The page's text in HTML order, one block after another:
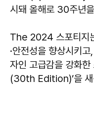
시돼 올해로 30주년
The 2024 스포티지
·안전성을 향상시키
자인 고급감을 강화
(30th Edition)’을 새